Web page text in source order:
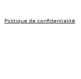
Politique de confidentialité